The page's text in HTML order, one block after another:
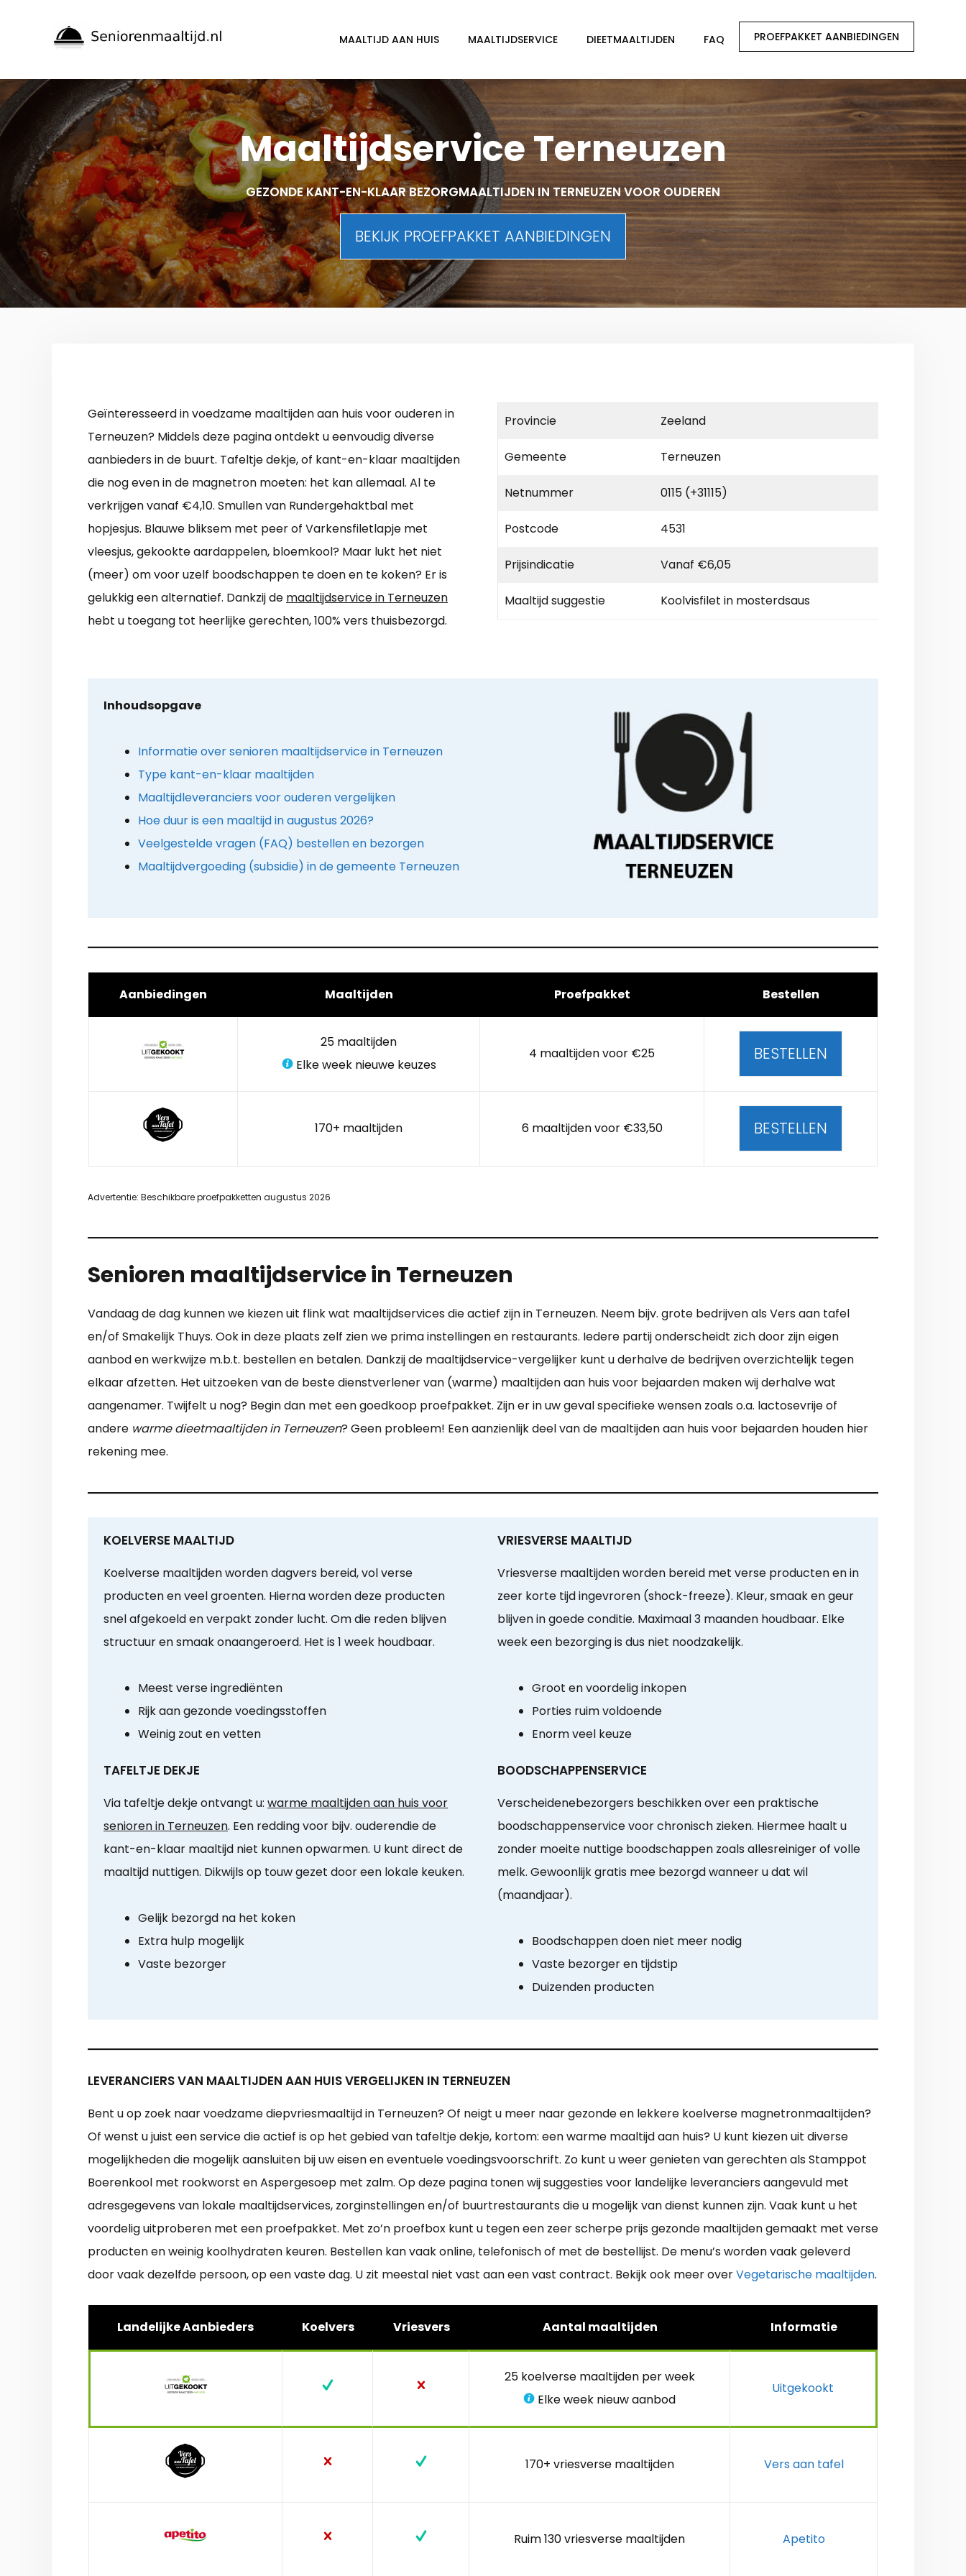
MAALTIJD AAN HUIS MAALTIJDSERVICE DIEETMAALTIJDEN FAQ PROEFPAKKET AANBIEDINGEN
Maaltijdservice Terneuzen
GEZONDE KANT-EN-KLAAR BEZORGMAALTIJDEN IN TERNEUZEN VOOR OUDEREN
BEKIJK PROEFPAKKET AANBIEDINGEN
Geïnteresseerd in voedzame maaltijden aan huis voor ouderen in
Terneuzen? Middels deze pagina ontdekt u eenvoudig diverse
aanbieders in de buurt. Tafeltje dekje, of kant-en-klaar maaltijden
die nog even in de magnetron moeten: het kan allemaal. Al te
verkrijgen vanaf €4,10. Smullen van Rundergehaktbal met
hopjesjus. Blauwe bliksem met peer of Varkensfiletlapje met
vleesjus, gekookte aardappelen, bloemkool? Maar lukt het niet
(meer) om voor uzelf boodschappen te doen en te koken? Er is
gelukkig een alternatief. Dankzij de maaltijdservice in Terneuzen
hebt u toegang tot heerlijke gerechten, 100% vers thuisbezorgd.
Provincie Zeeland
Gemeente Terneuzen
Netnummer 0115 (+31115)
Postcode 4531
Prijsindicatie Vanaf €6,05
Maaltijd suggestie Koolvisfilet in mosterdsaus
Inhoudsopgave
Informatie over senioren maaltijdservice in Terneuzen
Type kant-en-klaar maaltijden
Maaltijdleveranciers voor ouderen vergelijken
Hoe duur is een maaltijd in augustus 2026?
Veelgestelde vragen (FAQ) bestellen en bezorgen
Maaltijdvergoeding (subsidie) in de gemeente Terneuzen
Aanbiedingen Maaltijden Proefpakket Bestellen
25 maaltijden
Elke week nieuwe keuzes
4 maaltijden voor €25 BESTELLEN
170+ maaltijden 6 maaltijden voor €33,50 BESTELLEN
Advertentie: Beschikbare proefpakketten augustus 2026
Senioren maaltijdservice in Terneuzen
Vandaag de dag kunnen we kiezen uit flink wat maaltijdservices die actief zijn in Terneuzen. Neem bijv. grote bedrijven als Vers aan tafel
en/of Smakelijk Thuys. Ook in deze plaats zelf zien we prima instellingen en restaurants. Iedere partij onderscheidt zich door zijn eigen
aanbod en werkwijze m.b.t. bestellen en betalen. Dankzij de maaltijdservice-vergelijker kunt u derhalve de bedrijven overzichtelijk tegen
elkaar afzetten. Het uitzoeken van de beste dienstverlener van (warme) maaltijden aan huis voor bejaarden maken wij derhalve wat
aangenamer. Twijfelt u nog? Begin dan met een goedkoop proefpakket. Zijn er in uw geval specifieke wensen zoals o.a. lactosevrije of
andere warme dieetmaaltijden in Terneuzen? Geen probleem! Een aanzienlijk deel van de maaltijden aan huis voor bejaarden houden hier
rekening mee.
KOELVERSE MAALTIJD
Koelverse maaltijden worden dagvers bereid, vol verse
producten en veel groenten. Hierna worden deze producten
snel afgekoeld en verpakt zonder lucht. Om die reden blijven
structuur en smaak onaangeroerd. Het is 1 week houdbaar.
Meest verse ingrediënten
Rijk aan gezonde voedingsstoffen
Weinig zout en vetten
VRIESVERSE MAALTIJD
Vriesverse maaltijden worden bereid met verse producten en in
zeer korte tijd ingevroren (shock-freeze). Kleur, smaak en geur
blijven in goede conditie. Maximaal 3 maanden houdbaar. Elke
week een bezorging is dus niet noodzakelijk.
Groot en voordelig inkopen
Porties ruim voldoende
Enorm veel keuze
TAFELTJE DEKJE
Via tafeltje dekje ontvangt u: warme maaltijden aan huis voor
senioren in Terneuzen. Een redding voor bijv. ouderendie de
kant-en-klaar maaltijd niet kunnen opwarmen. U kunt direct de
maaltijd nuttigen. Dikwijls op touw gezet door een lokale keuken.
Gelijk bezorgd na het koken
Extra hulp mogelijk
Vaste bezorger
BOODSCHAPPENSERVICE
Verscheidenebezorgers beschikken over een praktische
boodschappenservice voor chronisch zieken. Hiermee haalt u
zonder moeite nuttige boodschappen zoals allesreiniger of volle
melk. Gewoonlijk gratis mee bezorgd wanneer u dat wil
(maandjaar).
Boodschappen doen niet meer nodig
Vaste bezorger en tijdstip
Duizenden producten
LEVERANCIERS VAN MAALTIJDEN AAN HUIS VERGELIJKEN IN TERNEUZEN
Bent u op zoek naar voedzame diepvriesmaaltijd in Terneuzen? Of neigt u meer naar gezonde en lekkere koelverse magnetronmaaltijden?
Of wenst u juist een service die actief is op het gebied van tafeltje dekje, kortom: een warme maaltijd aan huis? U kunt kiezen uit diverse
mogelijkheden die mogelijk aansluiten bij uw eisen en eventuele voedingsvoorschrift. Zo kunt u weer genieten van gerechten als Stamppot
Boerenkool met rookworst en Aspergesoep met zalm. Op deze pagina tonen wij suggesties voor landelijke leveranciers aangevuld met
adresgegevens van lokale maaltijdservices, zorginstellingen en/of buurtrestaurants die u mogelijk van dienst kunnen zijn. Vaak kunt u het
voordelig uitproberen met een proefpakket. Met zo’n proefbox kunt u tegen een zeer scherpe prijs gezonde maaltijden gemaakt met verse
producten en weinig koolhydraten keuren. Bestellen kan vaak online, telefonisch of met de bestellijst. De menu’s worden vaak geleverd
door vaak dezelfde persoon, op een vaste dag. U zit meestal niet vast aan een vast contract. Bekijk ook meer overVegetarische maaltijden.
Landelijke Aanbieders Koelvers Vriesvers Aantal maaltijden Informatie
25 koelverse maaltijden per week
Elke week nieuw aanbod
Uitgekookt
170+ vriesverse maaltijden Vers aan tafel
Ruim 130 vriesverse maaltijden Apetito